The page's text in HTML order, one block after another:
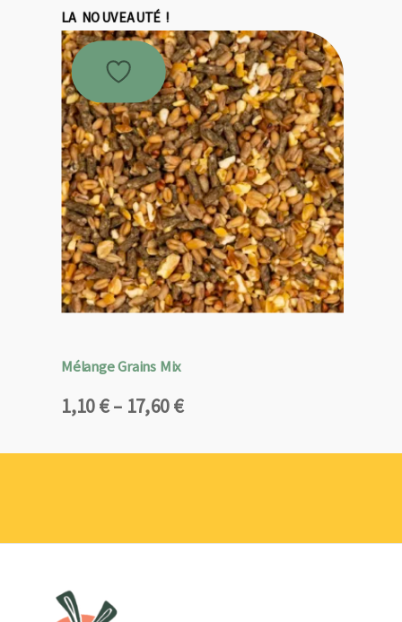
19,95 €.
17,96 €.
LA NOUVEAUTÉ !
Mélange Grains Mix
1,10€– 17,60€
Plage
prix :